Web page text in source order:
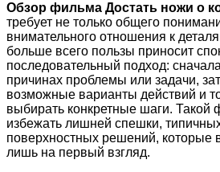
Обзор фильма Достать ножи о
требует не только общего
внимательного отношения к
больше всего пользы приносит
последовательный подход:
причинах проблемы или задачи,
возможные варианты действий и
выбирать конкретные шаги. Такой
избежать лишней спешки,
поверхностных решений, которые
лишь на первый взгляд.